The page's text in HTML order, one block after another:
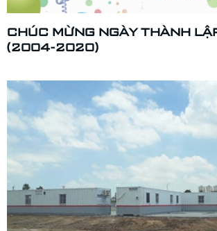
CHÚC MỪNG NGÀY THÀNH
(2004-2020)